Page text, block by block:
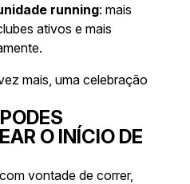
running: mais
ativos e mais
mais, uma celebração
O INÍCIO DE
vontade de correr,